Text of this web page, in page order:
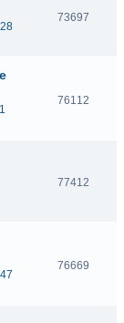
73697
76112
77412
76669